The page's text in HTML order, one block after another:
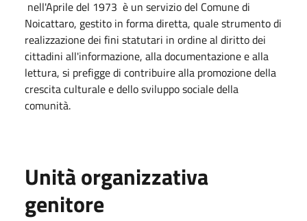
nell'Aprile del 1973 è un servizio del Comune di
Noicattaro, gestito in forma diretta, quale strumento di
realizzazione dei fini statutari in ordine al diritto dei
cittadini all'informazione, alla documentazione e alla
lettura, si prefigge di contribuire alla promozione della
crescita culturale e dello sviluppo sociale della
comunità.
Unità organizzativa
genitore